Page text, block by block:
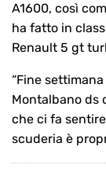
A1600, così
ha fatto in
Renault 5 gt
“Fine
Montalbano ds
che ci fa
scuderia è